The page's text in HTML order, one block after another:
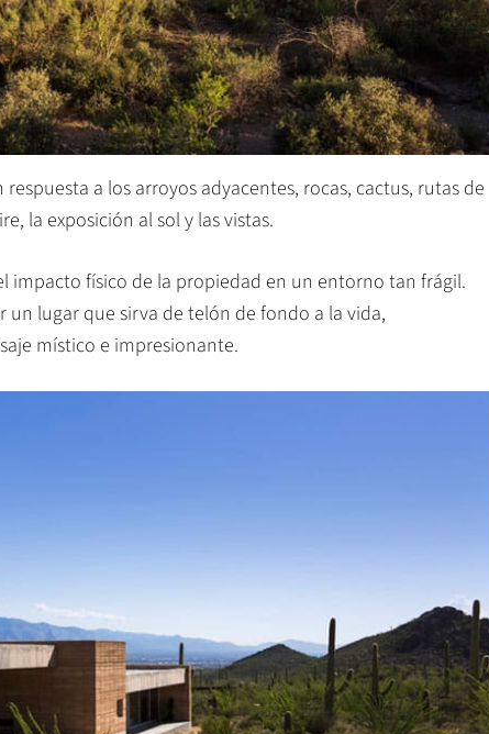
a los arroyos adyacentes, rocas, cactus, rutas de
la exposición al sol y las vistas.
impacto físico de la propiedad en un entorno tan frágil.
lugar que sirva de telón de fondo a la vida,
místico e impresionante.